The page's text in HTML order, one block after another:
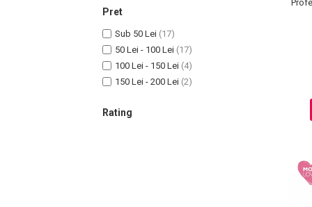
Sampoane Colorante
Pret
Sub 50 Lei (17)
50 Lei - 100 Lei (17)
100 Lei - 150 Lei (4)
150 Lei - 200 Lei (2)
Rating
Ulei